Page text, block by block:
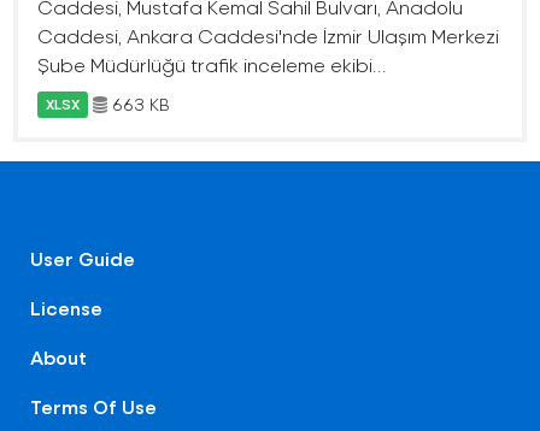
Caddesi, Mustafa Kemal Sahil Bulvarı, Anadolu
Caddesi, Ankara Caddesi'nde İzmir Ulaşım Merkezi
Şube Müdürlüğü trafik inceleme ekibi...
XLSX 663 KB
User Guide
License
About
Terms Of Use